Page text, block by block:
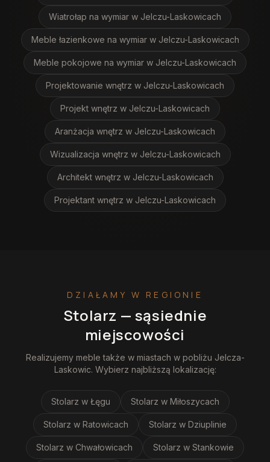
Wiatrołap na wymiar w Jelczu-Laskowicach
Meble łazienkowe na wymiar w Jelczu-Laskowicach
Meble pokojowe na wymiar w Jelczu-Laskowicach
Projektowanie wnętrz w Jelczu-Laskowicach
Projekt wnętrz w Jelczu-Laskowicach
Aranżacja wnętrz w Jelczu-Laskowicach
Wizualizacja wnętrz w Jelczu-Laskowicach
Architekt wnętrz w Jelczu-Laskowicach
Projektant wnętrz w Jelczu-Laskowicach
DZIAŁAMY W REGIONIE
Stolarz — sąsiednie
miejscowości
Realizujemy meble także w miastach w pobliżu Jelcza-
Laskowic. Wybierz najbliższą lokalizację:
Stolarz w Łęgu Stolarz w Miłoszycach
Stolarz w Ratowicach Stolarz w Dziuplinie
Stolarz w Chwałowicach Stolarz w Stankowie